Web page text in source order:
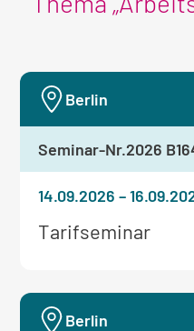
Weitere
Seminar:
Tarifseminar
14.09.2026–
Berlin
Seminar-Nr.2026
Berlin